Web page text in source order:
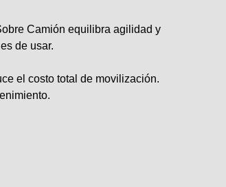
Camión equilibra agilidad y
de usar.
el costo total de movilización.